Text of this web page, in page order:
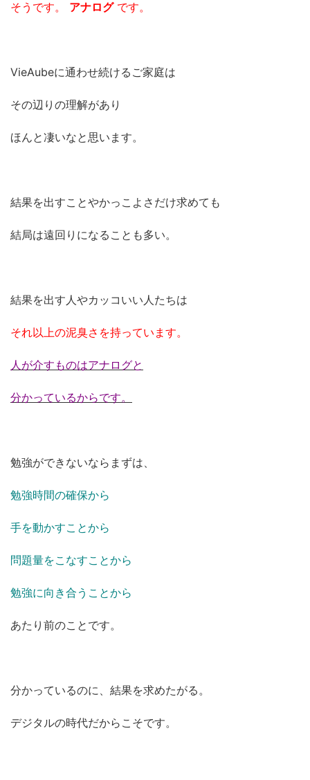
そうです。 アナログ です。
VieAubeに通わせ続けるご家庭は
その辺りの理解があり
ほんと凄いなと思います。
結果を出すことやかっこよさだけ求めても
結局は遠回りになることも多い。
結果を出す人やカッコいい人たちは
それ以上の泥臭さを持っています。
人が介すものはアナログと
分かっているからです。
勉強ができないならまずは、
勉強時間の確保から
手を動かすことから
問題量をこなすことから
勉強に向き合うことから
あたり前のことです。
分かっているのに、結果を求めたがる。
デジタルの時代だからこそです。